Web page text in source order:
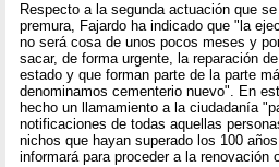
Respecto a la segunda actuación que
premura, Fajardo ha indicado que "la
no será cosa de unos pocos meses y
sacar, de forma urgente, la reparación
estado y que forman parte de la parte
denominamos cementerio nuevo". En
hecho un llamamiento a la ciudadanía
notificaciones de todas aquellas
nichos que hayan superado los 100
informará para proceder a la renovación